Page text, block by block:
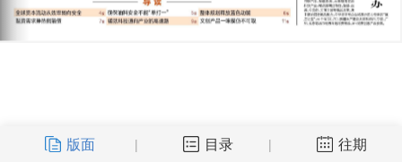
版面 | 目录 | 往期